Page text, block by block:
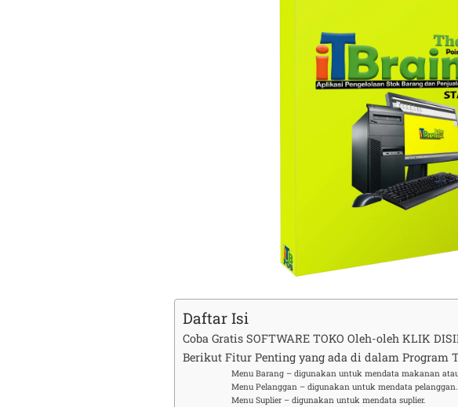
Daftar Isi
Coba Gratis SOFTWARE TOKO Oleh-oleh KLIK
Berikut Fitur Penting yang ada di dalam Program
Menu Barang – digunakan untuk mendata makanan
Menu Pelanggan – digunakan untuk mendata pelanggan.
Menu Suplier – digunakan untuk mendata suplier.